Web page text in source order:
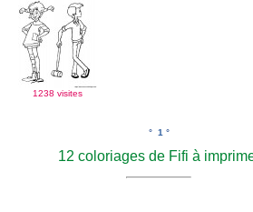
1238 visites
° 1 °
12 coloriages de Fifi à